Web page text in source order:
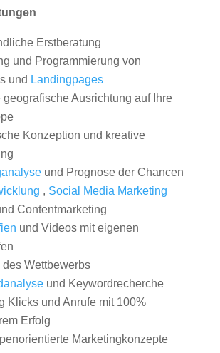
Erstberatung
und Programmierung von
und Landingpages
geografische Ausrichtung auf Ihre
Konzeption und kreative
und Prognose der Chancen
, Social Media Marketing
Contentmarketing
und Videos mit eigenen
Wettbewerbs
und Keywordrecherche
Klicks und Anrufe mit 100%
Erfolg
Marketingkonzepte